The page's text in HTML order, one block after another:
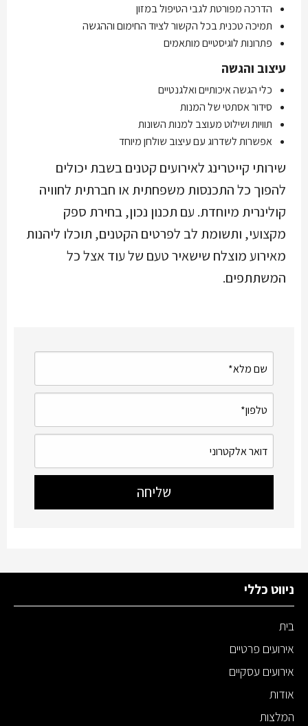
הדרכה מפורטת לגבי הטיפול במזון
תמיכה טכנית בכל הקשור לציוד החימום וההגשה
פתרונות לוגיסטיים מותאמים
עיצוב והגשה
כלי הגשה איכותיים ואלגנטיים
סידור אסתטי של המנות
תוויות ושילוט מעוצב למנות השונות
אפשרות לשדרוג עם עיצוב שולחן מיוחד
שירותי קייטרינג לאירועים קטנים בשבת יכולים
להפוך כל התכנסות משפחתית או חברתית לחוויה
קולינרית מיוחדת. עם תכנון נכון, בחירת ספק
מקצועי, ותשומת לב לפרטים הקטנים, תוכלו ליהנות
מאירוע מוצלח שישאיר טעם של עוד אצל כל
המשתתפים.
ניווט כללי
בית
אירועים פרטיים
אירועים עסקיים
אודות
המלצות